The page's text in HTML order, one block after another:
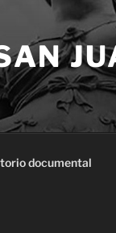
documental